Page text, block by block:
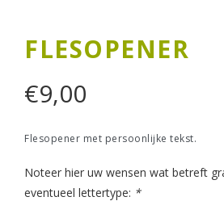
FLESOPENER
€9,00
Flesopener met persoonlijke tekst.
Noteer hier uw wensen wat betreft
eventueel lettertype: *